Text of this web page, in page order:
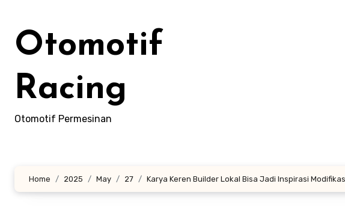
content
Otomotif
Racing
Otomotif Permesinan
Home 2025 May 27 Karya Keren Builder Lokal Bisa Jadi Inspirasi